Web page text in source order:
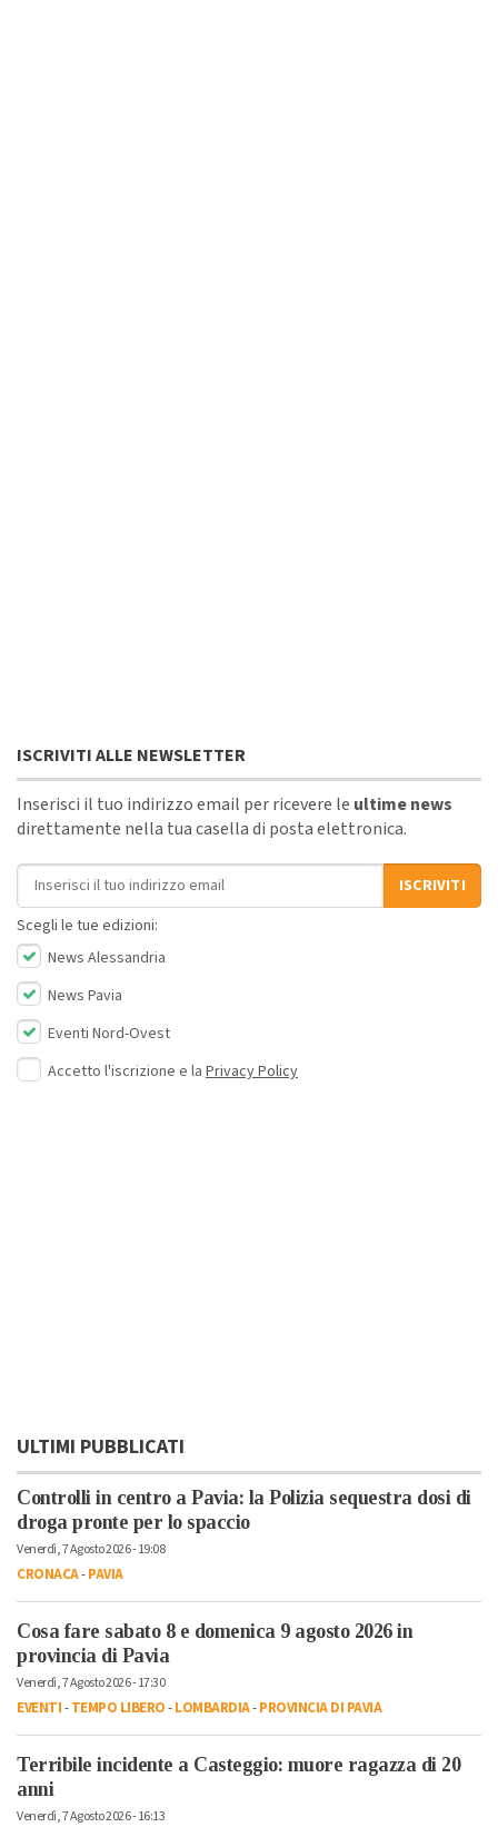
ISCRIVITI ALLE NEWSLETTER
Inserisci il tuo indirizzo email per ricevere le ultime news
direttamente nella tua casella di posta elettronica.
Indirizzo email
ISCRIVITI
Scegli le tue edizioni:
News Alessandria
News Pavia
Eventi Nord-Ovest
Accetto l'iscrizione e la Privacy Policy
ULTIMI PUBBLICATI
Controlli in centro a Pavia: la Polizia sequestra dosi di
droga pronte per lo spaccio
Venerdì, 7 Agosto 2026 - 19:08
CRONACA-PAVIA
Cosa fare sabato 8 e domenica 9 agosto 2026 in
provincia di Pavia
Venerdì, 7 Agosto 2026 - 17:30
EVENTI-TEMPO LIBERO-LOMBARDIA-PROVINCIA DI PAVIA
Terribile incidente a Casteggio: muore ragazza di 20
anni
Venerdì, 7 Agosto 2026 - 16:13